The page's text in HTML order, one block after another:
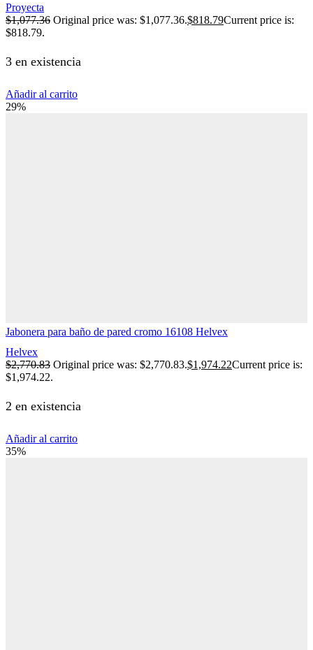
Proyecta
$1,077.36 Original price was: $1,077.36.$818.79Current price is:
$818.79.
3 en existencia
Añadir al carrito
29%
Jabonera para baño de pared cromo 16108 Helvex
Helvex
$2,770.83 Original price was: $2,770.83.$1,974.22Current price is:
$1,974.22.
2 en existencia
Añadir al carrito
35%